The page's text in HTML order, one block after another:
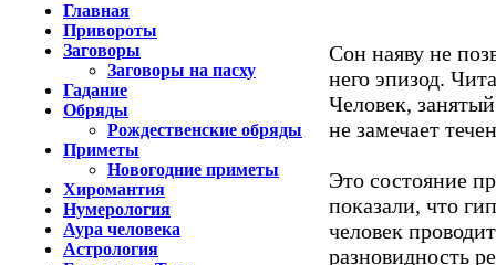
Главная
Привороты
Заговоры
Заговоры на пасху
Гадание
Обряды
Рождественские обряды
Приметы
Новогодние приметы
Хиромантия
Нумерология
Аура человека
Астрология
Сон наяву не
него эпизод.
Человек,
не замечает
Это состояние
показали, что
человек
разновидность